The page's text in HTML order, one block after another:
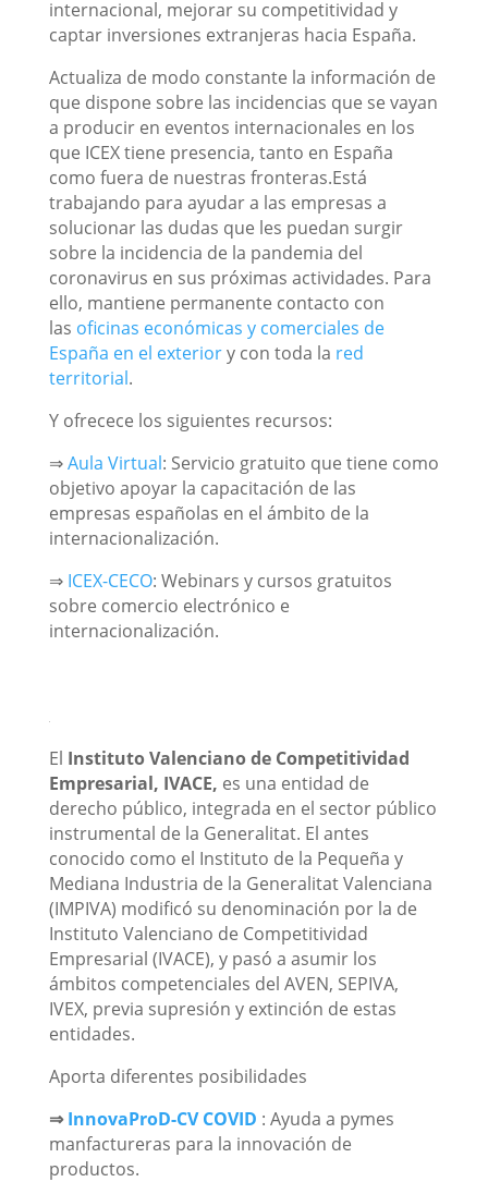
internacional, mejorar su competitividad y
captar inversiones extranjeras hacia España.
Actualiza de modo constante la información de
que dispone sobre las incidencias que se vayan
a producir en eventos internacionales en los
que ICEX tiene presencia, tanto en España
como fuera de nuestras fronteras.Está
trabajando para ayudar a las empresas a
solucionar las dudas que les puedan surgir
sobre la incidencia de la pandemia del
coronavirus en sus próximas actividades. Para
ello, mantiene permanente contacto con
las oficinas económicas y comerciales de
España en el exteriory con toda la red
territorial.
Y ofrecece los siguientes recursos:
⇒Aula Virtual: Servicio gratuito que tiene como
objetivo apoyar la capacitación de las
empresas españolas en el ámbito de la
internacionalización.
⇒ ICEX-CECO: Webinars y cursos gratuitos
sobre comercio electrónico e
internacionalización.
El Instituto Valenciano de Competitividad
Empresarial, IVACE, es una entidad de
derecho público, integrada en el sector público
instrumental de la Generalitat. El antes
conocido como el Instituto de la Pequeña y
Mediana Industria de la Generalitat Valenciana
(IMPIVA) modificó su denominación por la de
Instituto Valenciano de Competitividad
Empresarial (IVACE), y pasó a asumir los
ámbitos competenciales del AVEN, SEPIVA,
IVEX, previa supresión y extinción de estas
entidades.
Aporta diferentes posibilidades
⇒InnovaProD-CV COVID : Ayuda a pymes
manfactureras para la innovación de
productos.